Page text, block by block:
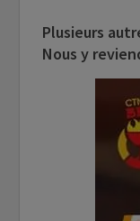
Plusieurs
Nous y